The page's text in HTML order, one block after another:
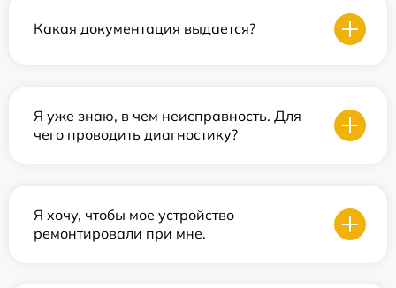
Какая документация выдается?
Я уже знаю, в чем неисправность. Для
чего проводить диагностику?
Я хочу, чтобы мое устройство
ремонтировали при мне.